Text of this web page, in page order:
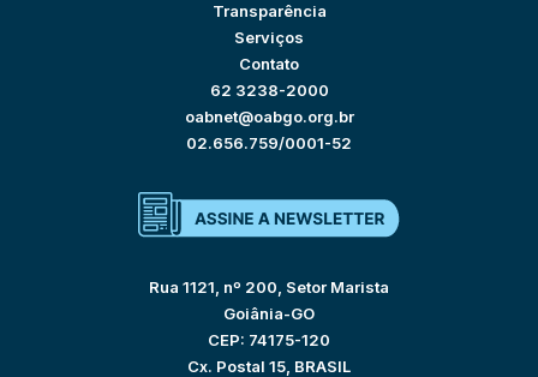
Transparência
Serviços
Contato
62 3238-2000
oabnet@oabgo.org.br
02.656.759/0001-52
Rua 1121, nº 200, Setor Marista
Goiânia-GO
CEP: 74175-120
Cx. Postal 15, BRASIL